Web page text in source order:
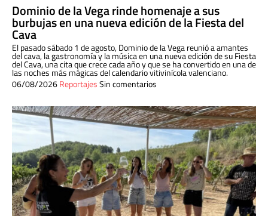
Dominio de la Vega rinde homenaje a sus
burbujas en una nueva edición de la Fiesta del
Cava
El pasado sábado 1 de agosto, Dominio de la Vega reunió a amantes
del cava, la gastronomía y la música en una nueva edición de su Fiesta
del Cava, una cita que crece cada año y que se ha convertido en una de
las noches más mágicas del calendario vitivinícola valenciano.
06/08/2026ReportajesSin comentarios